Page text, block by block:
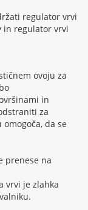
regulator vrvi
in regulator vrvi
ovoju za
in
za
da se
prenese na
vrvi je zlahka